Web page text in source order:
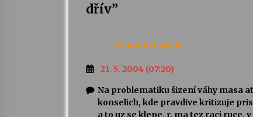
dřív”
Anonym napsal:
21. 5. 2004 (07:20)
Na problematiku šizení váhy masa
konselich, kde pravdive kritizuje
a to uz se klepe, r. ma tez raci ruce,